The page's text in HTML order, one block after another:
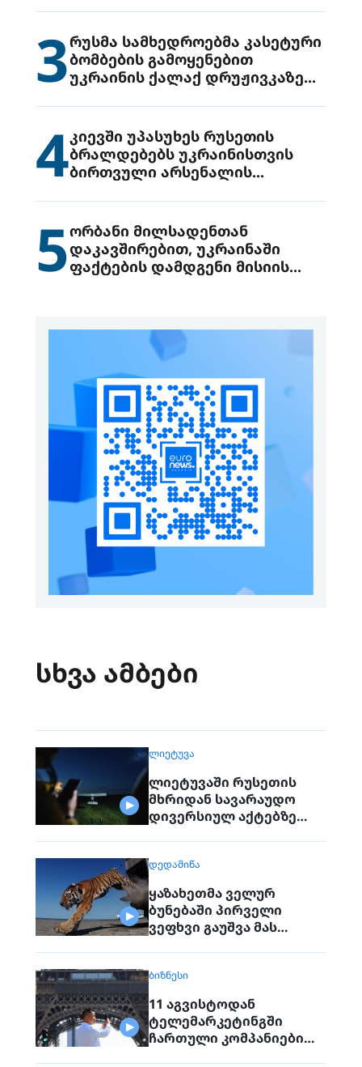
3რუსმა სამხედროებმა კასეტური
ბომბების გამოყენებით
უკრაინის ქალაქ დრუჟივკაზე
4კიევში უპასუხეს რუსეთის
ბრალდებებს უკრაინისთვის
ბირთვული არსენალის
5ორბანი მილსადენთან
დაკავშირებით, უკრაინაში
ფაქტების დამდგენი მისიის
სხვა ამბები
ᲚᲘᲔᲢᲣᲕᲐ
ლიეტუვაში რუსეთის
მხრიდან სავარაუდო
დივერსიულ აქტებზე
ᲓᲔᲓᲐᲛᲘᲬᲐ
ყაზახეთმა ველურ
ბუნებაში პირველი
ვეფხვი გაუშვა მას
გაქრა თურანული ვეფხვი
ᲑᲘᲖᲜᲔᲡᲘ
11 აგვისტოდან
ტელემარკეტინგში
ჩართული კომპანიები